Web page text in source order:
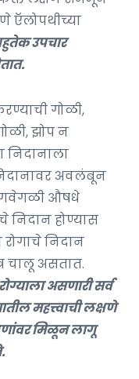
ऍलोपथीच्या
उपचार
गोळी,
झोप न
अवलंबून
औषधे
निदान होण्यास
निदान
चालू असतात.
असणारी सर्व
महत्त्वाची लक्षणे
मिळून लागू